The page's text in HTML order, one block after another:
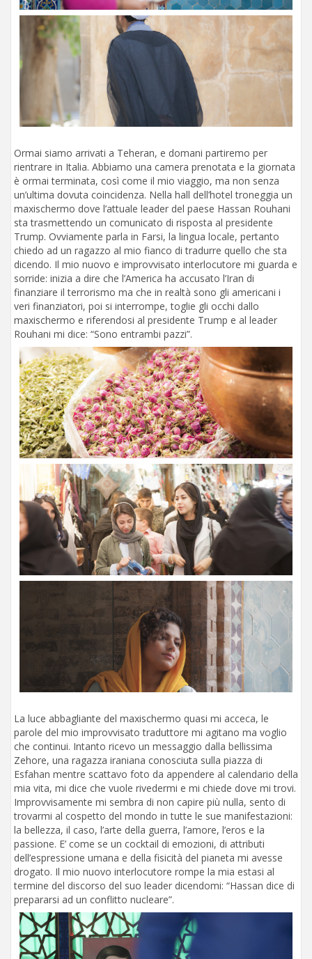
Ormai siamo arrivati a Teheran, e domani partiremo per
rientrare in Italia. Abbiamo una camera prenotata e la giornata
è ormai terminata, così come il mio viaggio, ma non senza
un’ultima dovuta coincidenza. Nella hall dell’hotel troneggia un
maxischermo dove l’attuale leader del paese Hassan Rouhani
sta trasmettendo un comunicato di risposta al presidente
Trump. Ovviamente parla in Farsi, la lingua locale, pertanto
chiedo ad un ragazzo al mio fianco di tradurre quello che sta
dicendo. Il mio nuovo e improvvisato interlocutore mi guarda e
sorride: inizia a dire che l’America ha accusato l’Iran di
finanziare il terrorismo ma che in realtà sono gli americani i
veri finanziatori, poi si interrompe, toglie gli occhi dallo
maxischermo e riferendosi al presidente Trump e al leader
Rouhani mi dice: “Sono entrambi pazzi”.
La luce abbagliante del maxischermo quasi mi acceca, le
parole del mio improvvisato traduttore mi agitano ma voglio
che continui. Intanto ricevo un messaggio dalla bellissima
Zehore, una ragazza iraniana conosciuta sulla piazza di
Esfahan mentre scattavo foto da appendere al calendario della
mia vita, mi dice che vuole rivedermi e mi chiede dove mi trovi.
Improvvisamente mi sembra di non capire più nulla, sento di
trovarmi al cospetto del mondo in tutte le sue manifestazioni:
la bellezza, il caso, l’arte della guerra, l’amore, l’eros e la
passione. E’ come se un cocktail di emozioni, di attributi
dell’espressione umana e della fisicità del pianeta mi avesse
drogato. Il mio nuovo interlocutore rompe la mia estasi al
termine del discorso del suo leader dicendomi: “Hassan dice di
prepararsi ad un conflitto nucleare”.